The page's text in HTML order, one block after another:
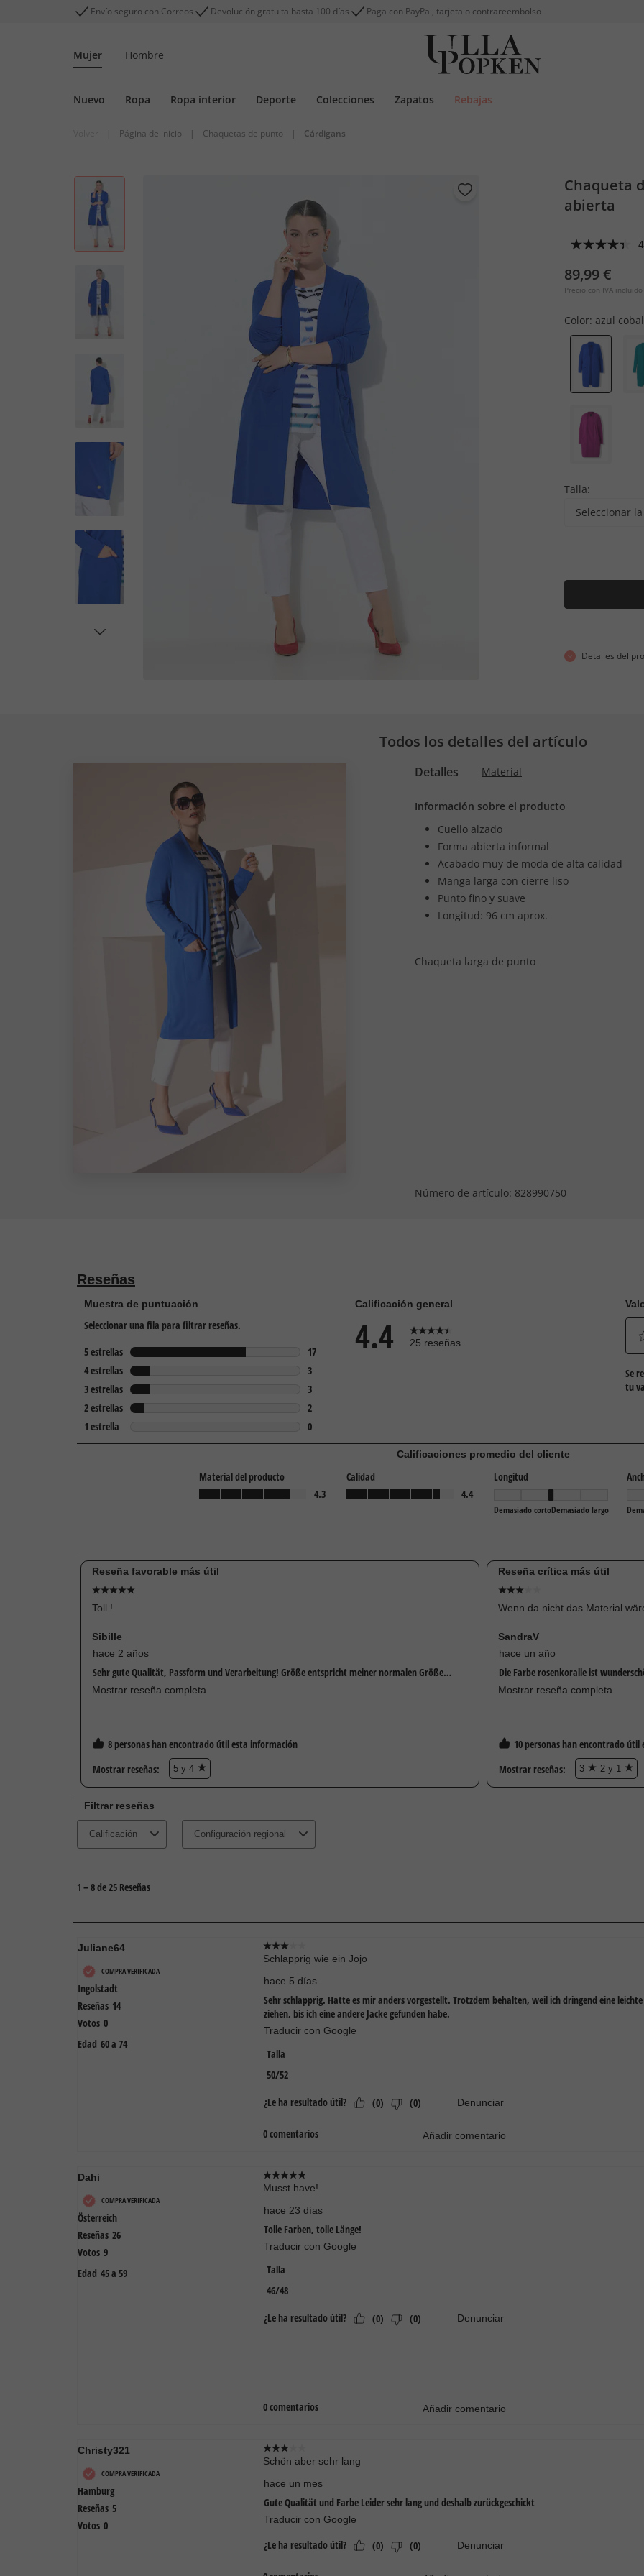
Envío seguro con Correos Devolución gratuita hasta 100 días Paga con PayPal, tarjeta o contrareembolso
Mujer Hombre
Nuevo Ropa Ropa interior Deporte Colecciones Zapatos Rebajas
| Página de inicio | Chaquetas de punto | Cárdigans
Chaqueta
abierta
89,99 €
Precio con IVA incluido
Color: azul
Talla:
Seleccionar
Detalles del
Todos los detalles del artículo
Detalles Material
Información sobre el producto
Cuello alzado
Forma abierta informal
Acabado muy de moda de alta calidad
Manga larga con cierre liso
Punto fino y suave
Longitud: 96 cm aprox.
Chaqueta larga de punto
Número de artículo: 828990750